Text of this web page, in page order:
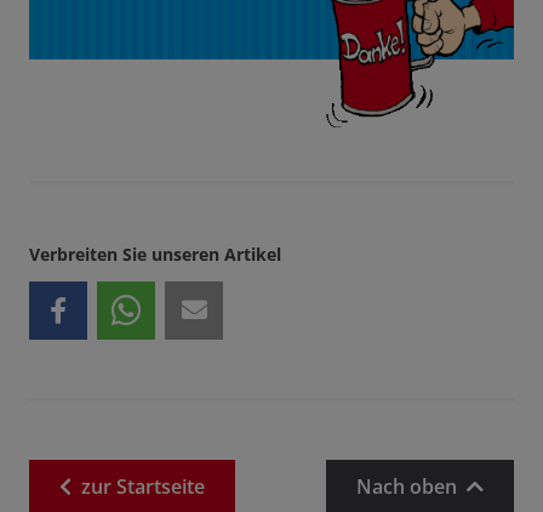
Verbreiten Sie unseren Artikel
zurStartseite Nach oben